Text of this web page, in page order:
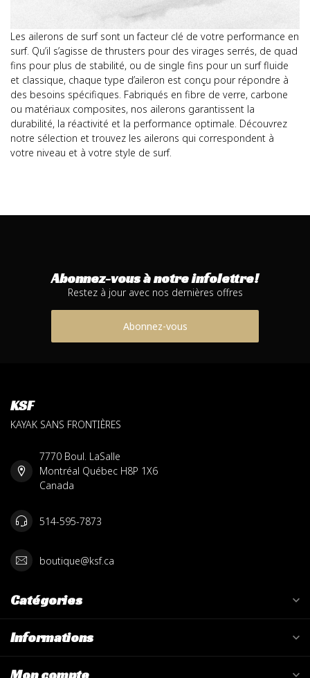
Les ailerons de surf sont un facteur clé de votre performance en
surf. Qu’il s’agisse de thrusters pour des virages serrés, de quad
fins pour plus de stabilité, ou de single fins pour un surf fluide
et classique, chaque type d’aileron est conçu pour répondre à
des besoins spécifiques. Fabriqués en fibre de verre, carbone
ou matériaux composites, nos ailerons garantissent la
durabilité, la réactivité et la performance optimale. Découvrez
notre sélection et trouvez les ailerons qui correspondent à
votre niveau et à votre style de surf.
Abonnez-vous à notre infolettre!
Restez à jour avec nos dernières offres
Abonnez-vous
KSF
KAYAK SANS FRONTIÈRES
7770 Boul. LaSalle
Montréal Québec H8P 1X6
Canada
514-595-7873
boutique@ksf.ca
Catégories
Informations